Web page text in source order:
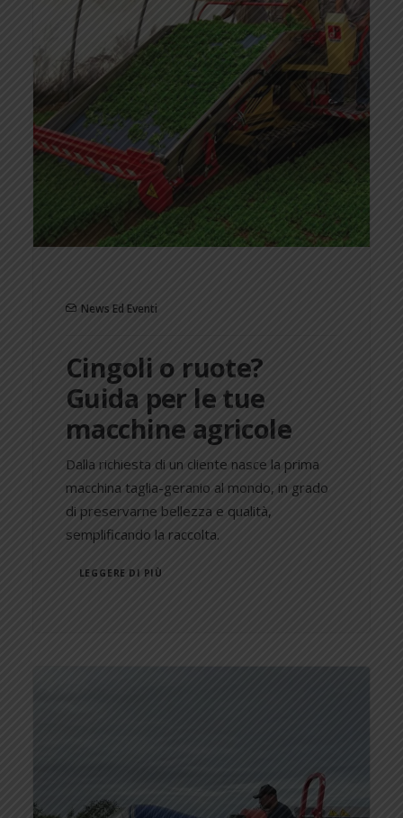
News Ed Eventi
Cingoli o ruote?
Guida per le tue
macchine agricole
Dalla richiesta di un cliente nasce la prima
macchina taglia-geranio al mondo, in grado
di preservarne bellezza e qualità,
semplificando la raccolta.
LEGGERE DI PIÙ